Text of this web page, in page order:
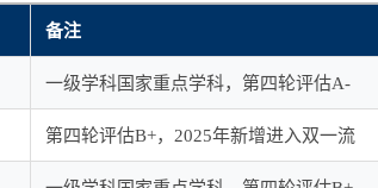
备注
一级学科国家重点学科，第四轮评估A-
第四轮评估B+，2025年新增进入双一流